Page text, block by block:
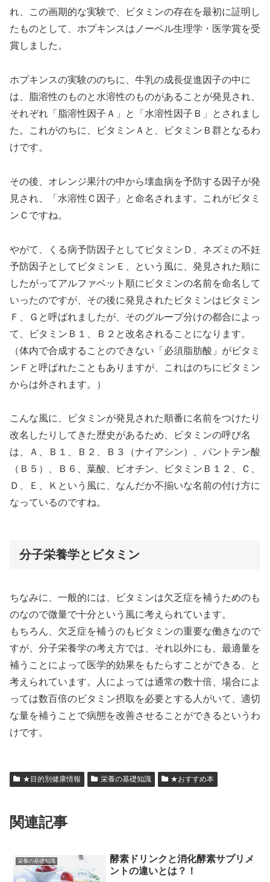
れ、この画期的な実験で、ビタミンの存在を最初に証明し
たものとして、ホプキンスはノーベル生理学・医学賞を受
賞しました。
ホプキンスの実験ののちに、牛乳の成長促進因子の中に
は、脂溶性のものと水溶性のものがあることが発見され、
それぞれ「脂溶性因子Ａ」と「水溶性因子Ｂ」とされまし
た。これがのちに、ビタミンＡと、ビタミンＢ群となるわ
けです。
その後、オレンジ果汁の中から壊血病を予防する因子が発
見され、「水溶性Ｃ因子」と命名されます。これがビタミ
ンＣですね。
やがて、くる病予防因子としてビタミンＤ、ネズミの不妊
予防因子としてビタミンＥ、という風に、発見された順に
したがってアルファベット順にビタミンの名前を命名して
いったのですが、その後に発見されたビタミンはビタミン
Ｆ、Ｇと呼ばれましたが、そのグループ分けの都合によっ
て、ビタミンＢ１、Ｂ２と改名されることになります。
（体内で合成することのできない「必須脂肪酸」がビタミ
ンＦと呼ばれたこともありますが、これはのちにビタミン
からは外されます。）
こんな風に、ビタミンが発見された順番に名前をつけたり
改名したりしてきた歴史があるため、ビタミンの呼び名
は、Ａ、Ｂ１、Ｂ２、Ｂ３（ナイアシン）、パントテン酸
（Ｂ５）、Ｂ６、葉酸、ビオチン、ビタミンＢ１２、Ｃ、
Ｄ、Ｅ、Ｋという風に、なんだか不揃いな名前の付け方に
なっているのですね。
分子栄養学とビタミン
ちなみに、一般的には、ビタミンは欠乏症を補うためのも
のなので微量で十分という風に考えられています。
もちろん、欠乏症を補うのもビタミンの重要な働きなので
すが、分子栄養学の考え方では、それ以外にも、最適量を
補うことによって医学的効果をもたらすことができる、と
考えられています。人によっては通常の数十倍、場合によ
っては数百倍のビタミン摂取を必要とする人がいて、適切
な量を補うことで病態を改善させることができるというわ
けです。
★目的別健康情報 栄養の基礎知識 ★おすすめ本
関連記事
栄養の基礎知識
酵素ドリンクと消化酵素サプリメ
ントの違いとは？！